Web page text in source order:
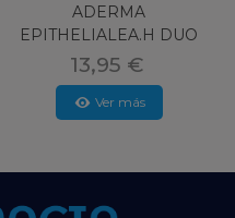
ADERMA
EPITHELIALEA.H DUO
MASSAGE
13,95 €
Ver más